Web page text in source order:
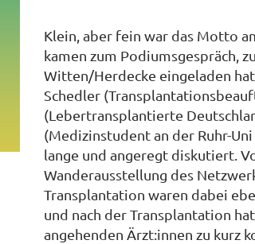
Klein, aber fein war das Motto
kamen zum Podiumsgespräch,
Witten/Herdecke eingeladen
Schedler
(Lebertransplantierte
(Medizinstudent an der Ruhr-
lange und angeregt diskutiert.
Wanderausstellung des
Transplantation waren dabei
und nach der Transplantation
angehenden Ärzt:innen zu kurz